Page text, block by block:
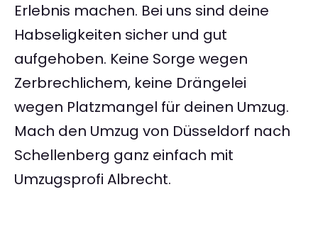
Erlebnis machen. Bei uns sind deine
Habseligkeiten sicher und gut
aufgehoben. Keine Sorge wegen
Zerbrechlichem, keine Drängelei
wegen Platzmangel für deinen Umzug.
Mach den Umzug von Düsseldorf nach
Schellenberg ganz einfach mit
Umzugsprofi Albrecht.